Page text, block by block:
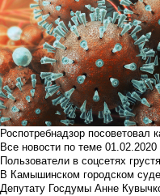
Роспотребнадзор
Все новости по теме 01.02.2020
Пользователи в соцсетях
В Камышинском городском
Депутату Госдумы Анне